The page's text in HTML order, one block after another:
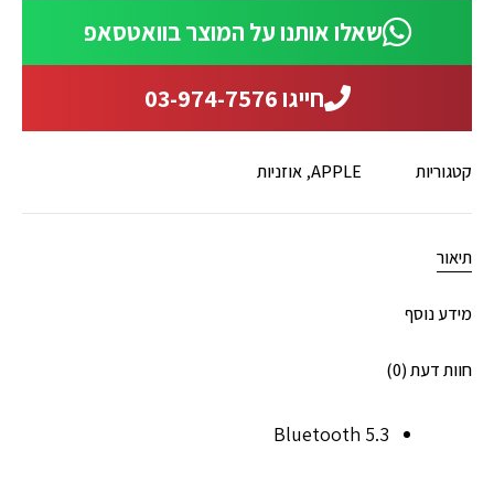
שאלו אותנו על המוצר בוואטסאפ
חייגו 03-974-7576
קטגוריות APPLE
,אוזניות
תיאור
מידע נוסף
חוות דעת (0)
Bluetooth 5.3